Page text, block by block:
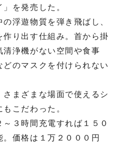
を発売した。
浮遊物質を弾き飛ばし、
作り出す仕組み。首から掛
清浄機がない空間や食事
のマスクを付けられない
まざまな場面で使えるシ
こだわった。
３時間充電すれば１５０
価格は１万２０００円